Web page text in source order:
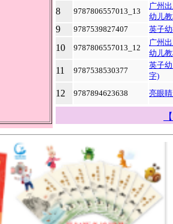
8 9787806557013_13
广州
幼儿
9 9787539827407 英子
10 9787806557013_12
广州
幼儿
11 9787538530377
英子
字)
12 9787894623638 亮眼